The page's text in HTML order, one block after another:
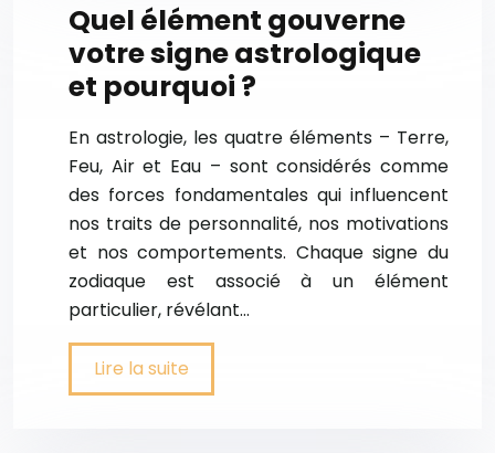
Quel élément gouverne
votre signe astrologique
et pourquoi ?
En astrologie, les quatre éléments – Terre,
Feu, Air et Eau – sont considérés comme
des forces fondamentales qui influencent
nos traits de personnalité, nos motivations
et nos comportements. Chaque signe du
zodiaque est associé à un élément
particulier, révélant…
Lire la suite